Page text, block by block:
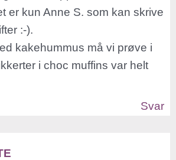
er kun Anne S. som kan skrive
:-).
kakehummus må vi prøve i
i choc muffins var helt
Svar